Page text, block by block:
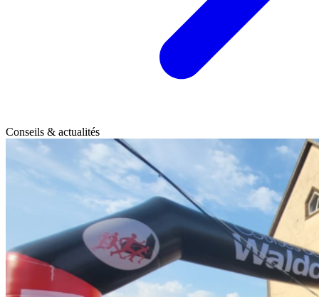
Conseils & actualités